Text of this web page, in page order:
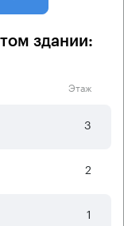
здании:
Этаж
3
2
1